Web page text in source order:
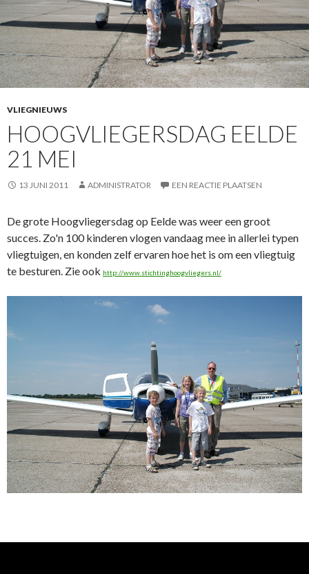
VLIEGNIEUWS
HOOGVLIEGERSDAG EELDE
21 MEI
13 JUNI 2011 ADMINISTRATOR EEN REACTIE PLAATSEN
De grote Hoogvliegersdag op Eelde was weer een groot
succes. Zo'n 100 kinderen vlogen vandaag mee in allerlei typen
vliegtuigen, en konden zelf ervaren hoe het is om een vliegtuig
te besturen. Zie ook http://www.stichtinghoogvliegers.nl/